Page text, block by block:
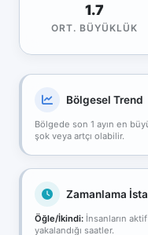
1.7
ORT. BÜYÜKLÜK
Bölgesel Trend
Bölgede son 1 ayın en
şok veya artçı olabilir.
Zamanlama
Öğle/İkindi: İnsanların
yakalandığı saatler.